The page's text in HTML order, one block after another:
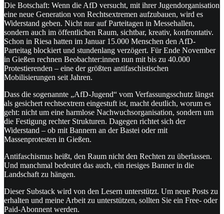
Die Botschaft: Wenn die AfD versucht, mit ihrer Jugendorganisation
eine neue Generation von Rechtsextremen aufzubauen, wird es
Widerstand geben. Nicht nur auf Parteitagen in Messehallen,
sondern auch im öffentlichen Raum, sichtbar, kreativ, konfrontativ.
Schon in Riesa hatten im Januar 15.000 Menschen den AfD-
Parteitag blockiert und stundenlang verzögert. Für Ende November
in Gießen rechnen Beobachter:innen nun mit bis zu 40.000
Protestierenden – eine der größten antifaschistischen
Mobilisierungen seit Jahren.
Dass die sogenannte „AfD-Jugend“ vom Verfassungsschutz längst
als gesichert rechtsextrem eingestuft ist, macht deutlich, worum es
geht: nicht um eine harmlose Nachwuchsorganisation, sondern um
die Festigung rechter Strukturen. Dagegen richtet sich der
Widerstand – ob mit Bannern an der Bastei oder mit
Massenprotesten in Gießen.
Antifaschismus heißt, den Raum nicht den Rechten zu überlassen.
Und manchmal bedeutet das auch, ein riesiges Banner in die
Landschaft zu hängen.
Dieser Substack wird von den Lesern unterstützt. Um neue Posts zu
erhalten und meine Arbeit zu unterstützen, sollten Sie ein Free- oder
Paid-Abonnent werden.